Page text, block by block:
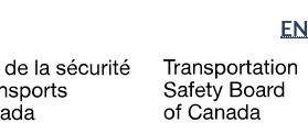
to
main
to
"About
government"
à
la
EN